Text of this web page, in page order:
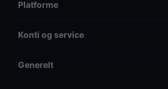
Platforme
Konti og service
Generelt